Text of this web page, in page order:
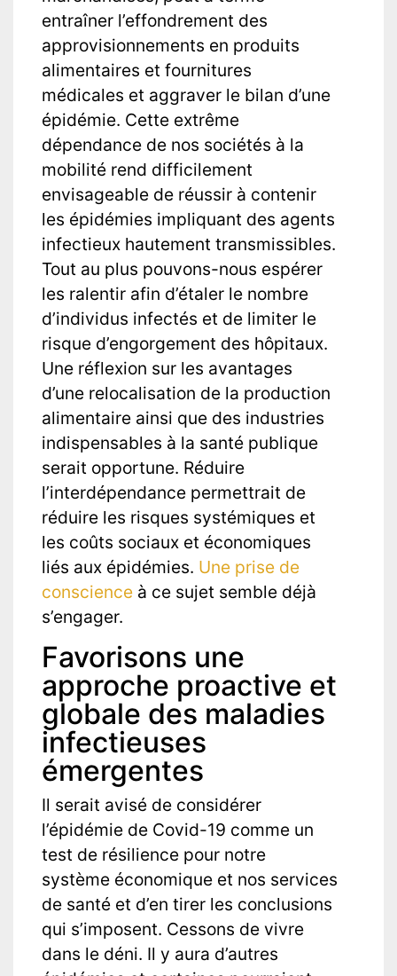
entraîner l’effondrement des
approvisionnements en produits
alimentaires et fournitures
médicales et aggraver le bilan d’une
épidémie. Cette extrême
dépendance de nos sociétés à la
mobilité rend difficilement
envisageable de réussir à contenir
les épidémies impliquant des agents
infectieux hautement transmissibles.
Tout au plus pouvons-nous espérer
les ralentir afin d’étaler le nombre
d’individus infectés et de limiter le
risque d’engorgement des hôpitaux.
Une réflexion sur les avantages
d’une relocalisation de la production
alimentaire ainsi que des industries
indispensables à la santé publique
serait opportune. Réduire
l’interdépendance permettrait de
réduire les risques systémiques et
les coûts sociaux et économiques
liés aux épidémies. Une prise de
conscience à ce sujet semble déjà
s’engager.
Favorisons une
approche proactive et
globale des maladies
infectieuses
émergentes
Il serait avisé de considérer
l’épidémie de Covid-19 comme un
test de résilience pour notre
système économique et nos services
de santé et d’en tirer les conclusions
qui s’imposent. Cessons de vivre
dans le déni. Il y aura d’autres